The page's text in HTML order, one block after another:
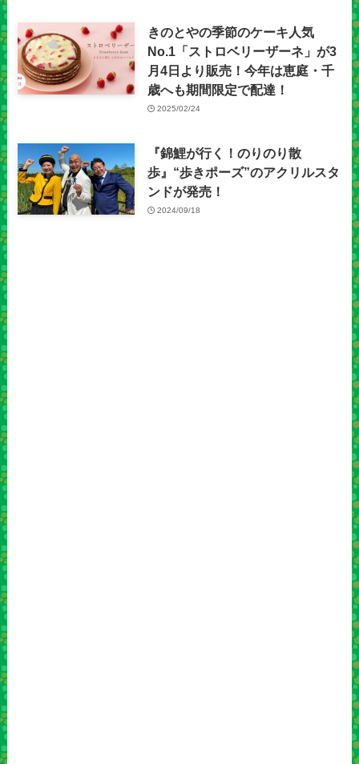
きのとやの季節のケーキ人気
No.1「ストロベリーザーネ」が3
月4日より販売！今年は恵庭・千
歳へも期間限定で配達！
2025/02/24
『錦鯉が行く！のりのり散
歩』“歩きポーズ”のアクリルスタ
ンドが発売！
2024/09/18